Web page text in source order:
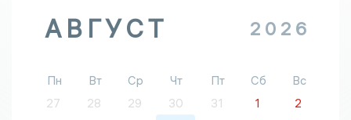
АВГУСТ 2026
Пн Вт Ср Чт Пт Сб
Вс
27
28 29 30 31 1
2